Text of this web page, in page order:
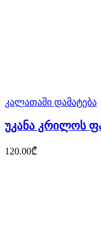
კალათაში დამატება
უკანა კრილოს
120.00₾